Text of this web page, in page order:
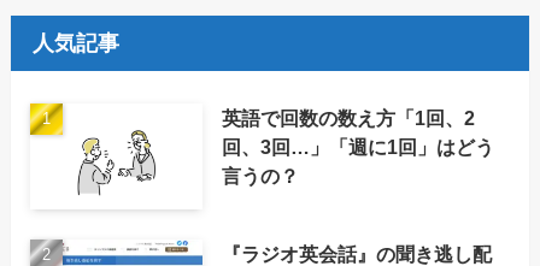
人気記事
英語で回数の数え方「1回、2
回、3回…」「週に1回」はどう
言うの？
『ラジオ英会話』の聞き逃し配